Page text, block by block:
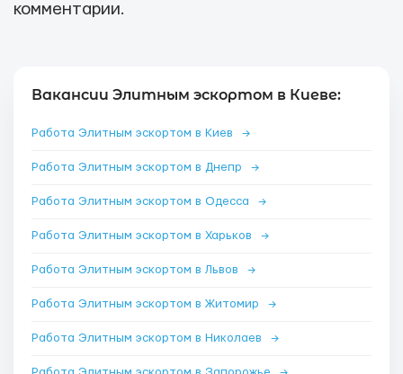
комментарии.
Вакансии Элитным эскортом в Киеве:
Работа Элитным эскортом в Киев →
Работа Элитным эскортом в Днепр →
Работа Элитным эскортом в Одесса →
Работа Элитным эскортом в Харьков →
Работа Элитным эскортом в Львов →
Работа Элитным эскортом в Житомир →
Работа Элитным эскортом в Николаев →